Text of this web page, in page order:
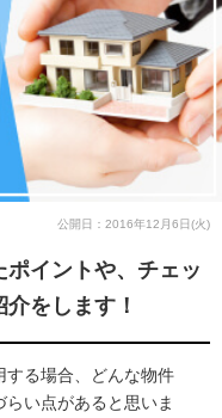
公開日：2016年12月6日(火)
イントや、チェッ
をします！
する場合、どんな物件
い点があると思いま